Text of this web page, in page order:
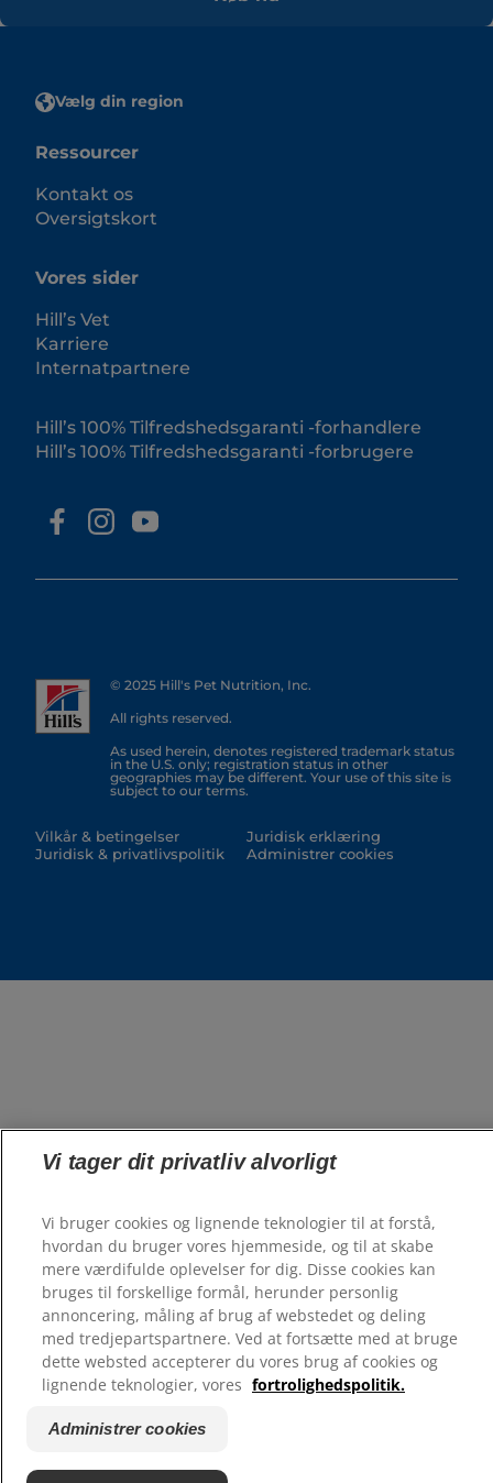
Vælg din region
Ressourcer
Kontakt os
Oversigtskort
Vores sider
Hill’s Vet
Karriere
Internatpartnere
Hill’s 100% Tilfredshedsgaranti -forhandlere
Hill’s 100% Tilfredshedsgaranti -forbrugere
© 2025 Hill's Pet Nutrition, Inc.
All rights reserved.
As used herein, denotes registered trademark status
in the U.S. only; registration status in other
geographies may be different. Your use of this site is
subject to our terms.
Vilkår & betingelser
Juridisk & privatlivspolitik
Juridisk erklæring
Administrer cookies
Vi tager dit privatliv alvorligt
Vi bruger cookies og lignende teknologier til at forstå,
hvordan du bruger vores hjemmeside, og til at skabe
mere værdifulde oplevelser for dig. Disse cookies kan
bruges til forskellige formål, herunder personlig
annoncering, måling af brug af webstedet og deling
med tredjepartspartnere. Ved at fortsætte med at bruge
dette websted accepterer du vores brug af cookies og
lignende teknologier, vores fortrolighedspolitik.
Administrer cookies